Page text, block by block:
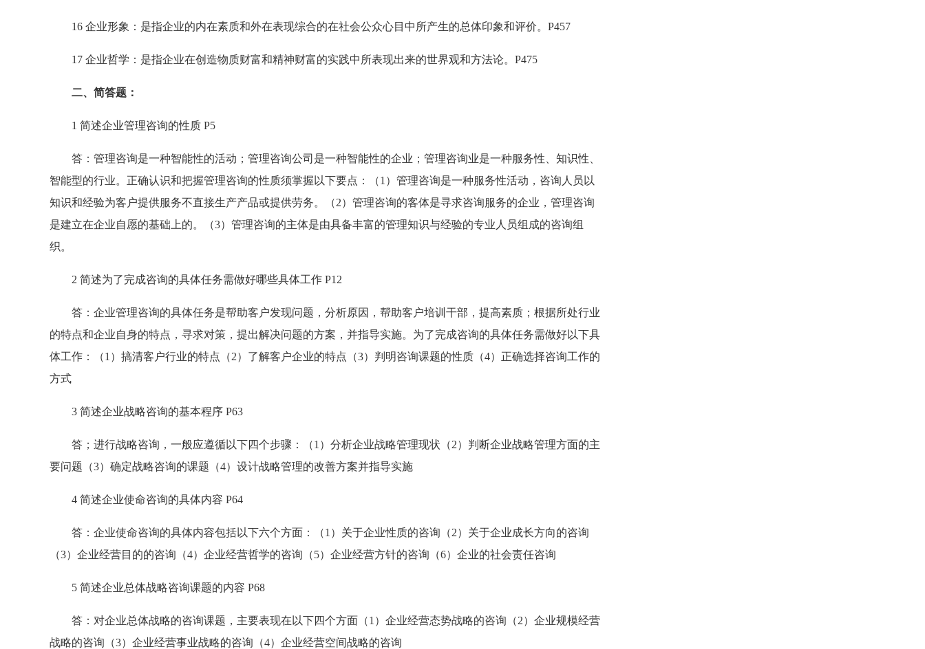
16 企业形象：是指企业的内在素质和外在表现综合的在社会公众心目中所产生的总体印象和评价。P457
17 企业哲学：是指企业在创造物质财富和精神财富的实践中所表现出来的世界观和方法论。P475
二、简答题：
1 简述企业管理咨询的性质 P5
答：管理咨询是一种智能性的活动；管理咨询公司是一种智能性的企业；管理咨询业是一种服务性、知识性、
智能型的行业。正确认识和把握管理咨询的性质须掌握以下要点：（1）管理咨询是一种服务性活动，咨询人员以
知识和经验为客户提供服务不直接生产产品或提供劳务。（2）管理咨询的客体是寻求咨询服务的企业，管理咨询
是建立在企业自愿的基础上的。（3）管理咨询的主体是由具备丰富的管理知识与经验的专业人员组成的咨询组
织。
2 简述为了完成咨询的具体任务需做好哪些具体工作 P12
答：企业管理咨询的具体任务是帮助客户发现问题，分析原因，帮助客户培训干部，提高素质；根据所处行业
的特点和企业自身的特点，寻求对策，提出解决问题的方案，并指导实施。为了完成咨询的具体任务需做好以下具
体工作：（1）搞清客户行业的特点（2）了解客户企业的特点（3）判明咨询课题的性质（4）正确选择咨询工作的
方式
3 简述企业战略咨询的基本程序 P63
答；进行战略咨询，一般应遵循以下四个步骤：（1）分析企业战略管理现状（2）判断企业战略管理方面的主
要问题（3）确定战略咨询的课题（4）设计战略管理的改善方案并指导实施
4 简述企业使命咨询的具体内容 P64
答：企业使命咨询的具体内容包括以下六个方面：（1）关于企业性质的咨询（2）关于企业成长方向的咨询
（3）企业经营目的的咨询（4）企业经营哲学的咨询（5）企业经营方针的咨询（6）企业的社会责任咨询
5 简述企业总体战略咨询课题的内容 P68
答：对企业总体战略的咨询课题，主要表现在以下四个方面（1）企业经营态势战略的咨询（2）企业规模经营
战略的咨询（3）企业经营事业战略的咨询（4）企业经营空间战略的咨询